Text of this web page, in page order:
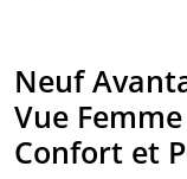
Neuf
Vue
Confort et